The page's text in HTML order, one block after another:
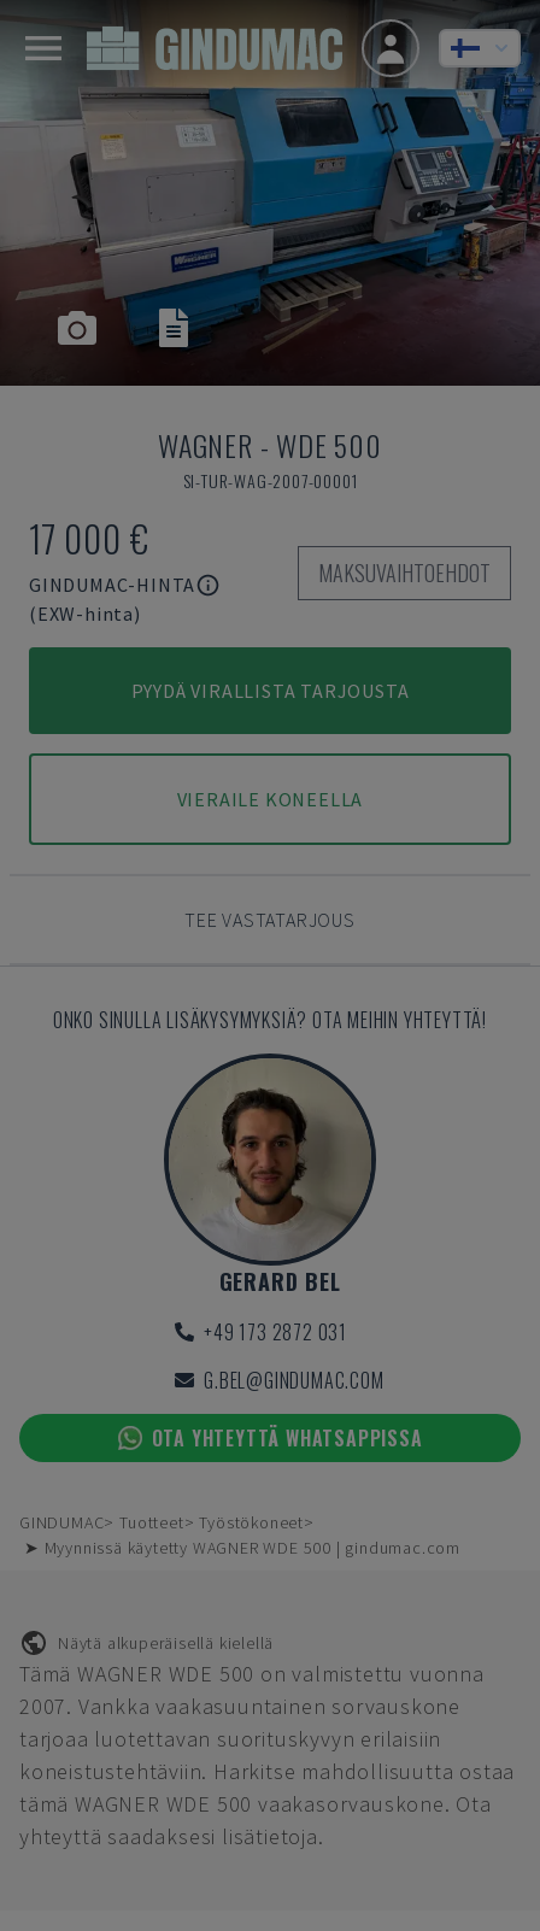
WAGNER - WDE 500
SI-TUR-WAG-2007-00001
17 000 €
GINDUMAC-HINTA
(EXW-hinta)
MAKSUVAIHTOEHDOT
PYYDÄ VIRALLISTA TARJOUSTA
VIERAILE KONEELLA
TEE VASTATARJOUS
ONKO SINULLA LISÄKYSYMYKSIÄ? OTA MEIHIN YHTEYTTÄ!
GERARD BEL
+49 173 2872 031
G.BEL@GINDUMAC.COM
OTA YHTEYTTÄ WHATSAPPISSA
GINDUMAC Tuotteet
Työstökoneet
➤ Myynnissä käytetty WAGNER WDE 500 | gindumac.com
Näytä alkuperäisellä kielellä
Tämä WAGNER WDE 500 on valmistettu vuonna
2007. Vankka vaakasuuntainen sorvauskone
tarjoaa luotettavan suorituskyvyn erilaisiin
koneistustehtäviin. Harkitse mahdollisuutta ostaa
tämä WAGNER WDE 500 vaakasorvauskone. Ota
yhteyttä saadaksesi lisätietoja.